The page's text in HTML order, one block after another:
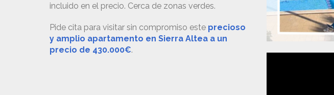
incluido en el precio. Cerca de zonas verdes.
Pide cita para visitar sin compromiso este precioso
y amplio apartamento en Sierra Altea a un
precio de 430.000€.